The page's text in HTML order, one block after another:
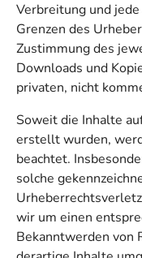
Verbreitung und
Grenzen des
Zustimmung des
Downloads und
privaten, nicht
Soweit die Inhalte
erstellt wurden,
beachtet.
solche
wir um einen
Bekanntwerden von